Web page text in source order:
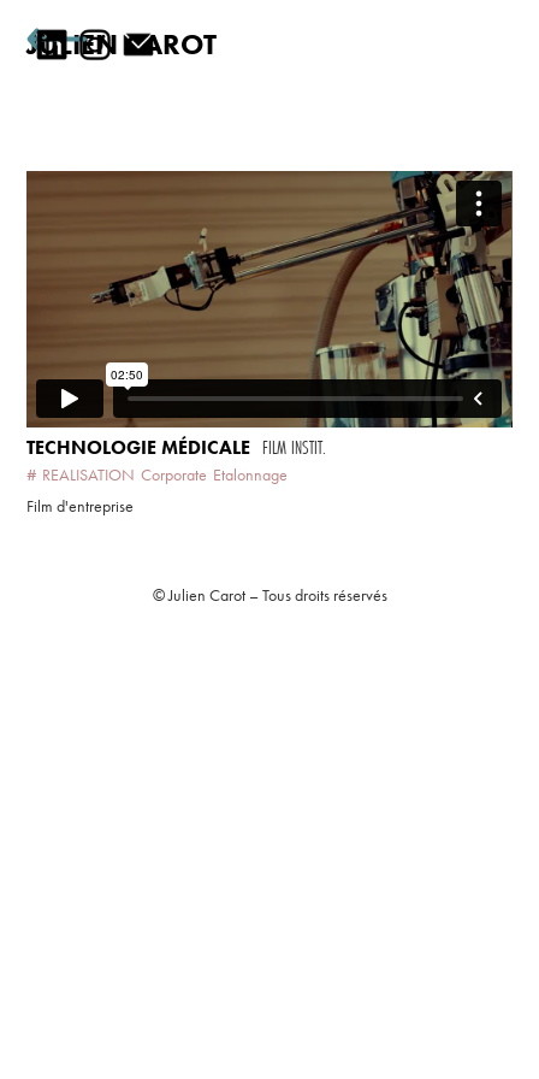
JULIEN CAROT
TECHNOLOGIE MÉDICALE FILM INSTIT.
# REALISATION Corporate Etalonnage
Film d'entreprise
© Julien Carot – Tous droits réservés